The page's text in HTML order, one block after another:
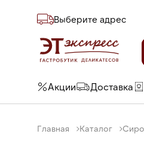
Выберите адреc
Акции Доставка
Главная Каталог